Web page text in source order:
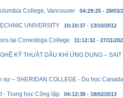
College, Vancouver 04:29:25 - 28/03/
UNIVERSITY 10:10:37 - 13/10/2012
tại Conestoga College 11:12:32 - 27/11/
KỸ THUẬT DẦU KHÍ ỨNG DỤNG – SAIT
– SHERIDAN COLLEGE - Du học Canada
- Trung học Công lập 04:12:38 - 18/02/2013